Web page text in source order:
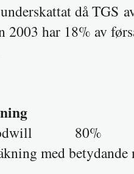
då TGS
2003 har 18% av
80%
med betydande